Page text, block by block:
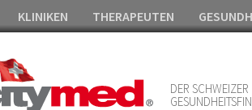
KLINIKEN THERAPEUTEN
DER SCHWEIZER